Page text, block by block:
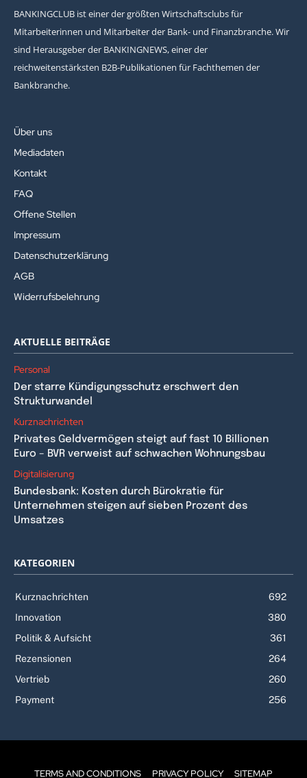
BANKINGCLUB ist einer der größten Wirtschaftsclubs für
Mitarbeiterinnen und Mitarbeiter der Bank- und Finanzbranche. Wir
sind Herausgeber der BANKINGNEWS, einer der
reichweitenstärksten B2B-Publikationen für Fachthemen der
Bankbranche.
Über uns
Mediadaten
Kontakt
FAQ
Offene Stellen
Impressum
Datenschutzerklärung
AGB
Widerrufsbelehrung
AKTUELLE BEITRÄGE
Personal
Der starre Kündigungsschutz erschwert den
Strukturwandel
Kurznachrichten
Privates Geldvermögen steigt auf fast 10 Billionen
Euro – BVR verweist auf schwachen Wohnungsbau
Digitalisierung
Bundesbank: Kosten durch Bürokratie für
Unternehmen steigen auf sieben Prozent des
Umsatzes
KATEGORIEN
Kurznachrichten
692
Innovation
380
Politik & Aufsicht
361
Rezensionen
264
Vertrieb
260
Payment
256
TERMS AND CONDITIONS PRIVACY POLICY SITEMAP